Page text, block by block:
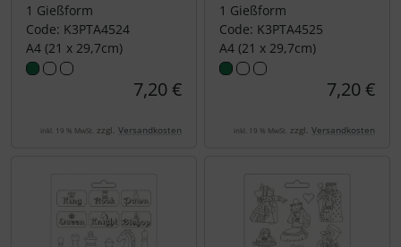
1 Gießform
Code: K3PTA4524
A4 (21 x 29,7cm)
7,20 €
inkl. 19 % MwSt. zzgl. Versandkosten
1 Gießform
Code: K3PTA4525
A4 (21 x 29,7cm)
7,20 €
inkl. 19 % MwSt. zzgl. Versandkosten